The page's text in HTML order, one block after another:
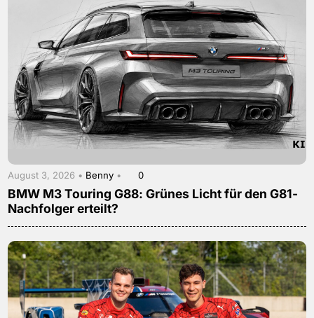
August 3, 2026 • Benny • 0
BMW M3 Touring G88: Grünes Licht für den G81-
Nachfolger erteilt?